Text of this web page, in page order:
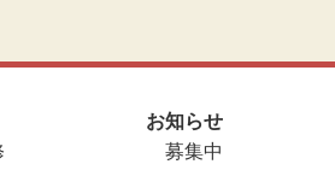
お知らせ
募集中